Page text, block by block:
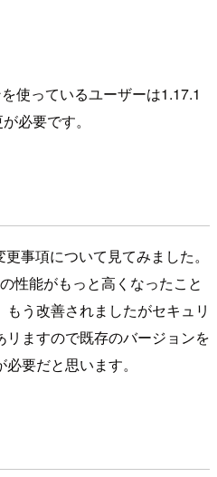
使っているユーザーは1.17.1
必要です。
事項について見てみました。
性能がもっと高くなったこと
う改善されましたがセキュリ
ますので既存のバージョンを
要だと思います。